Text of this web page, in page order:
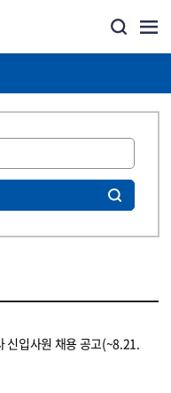
신입사원 채용 공고(~8.21.